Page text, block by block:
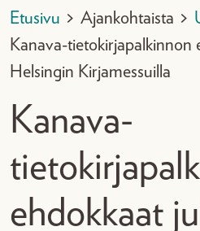
Etusivu > Ajankohtaista >
Kanava-tietokirjapalkinnon
Helsingin Kirjamessuilla
Kanava-
ehdokkaat